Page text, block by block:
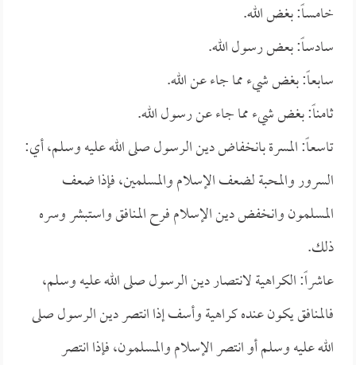
خامساً: بغض الله.
سادساً: بعض رسول الله.
سابعاً: بغض شيء مما جاء عن الله.
ثامناً: بغض شيء مما جاء عن رسول الله.
تاسعاً: المسرة بانخفاض دين الرسول صلى الله عليه وسلم، أي:
السرور والمحبة لضعف الإسلام والمسلمين، فإذا ضعف
المسلمون وانخفض دين الإسلام فرح المنافق واستبشر وسره
ذلك.
عاشراً: الكراهية لانتصار دين الرسول صلى الله عليه وسلم،
فالمنافق يكون عنده كراهية وأسف إذا انتصر دين الرسول صلى
الله عليه وسلم أو انتصر الإسلام والمسلمون، فإذا انتصر